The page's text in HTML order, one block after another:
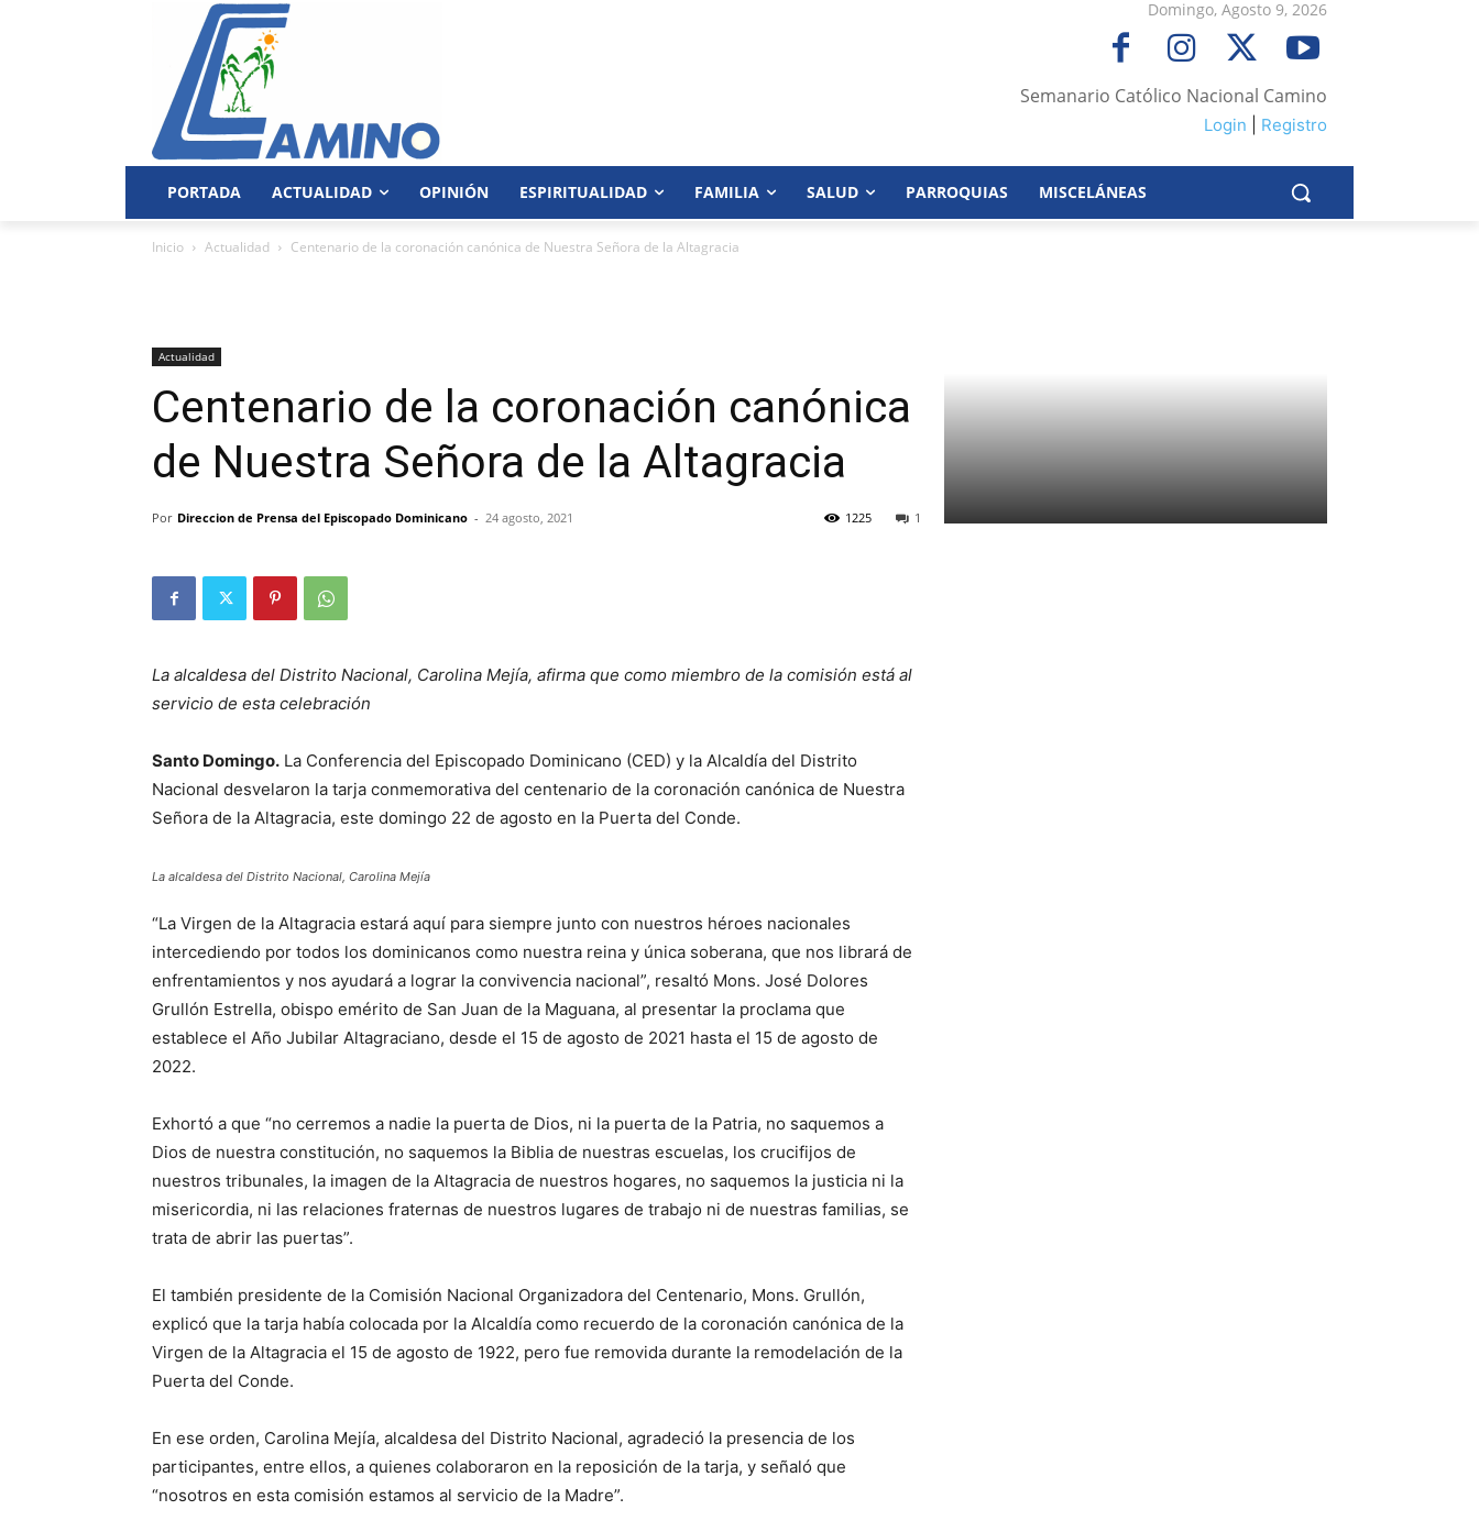
Domingo, Agosto 9, 2026
Semanario Católico Nacional Camino
Login Registro
PORTADA ACTUALIDAD OPINIÓN ESPIRITUALIDAD FAMILIA SALUD PARROQUIAS MISCELÁNEAS
Inicio Actualidad Centenario de la coronación canónica de Nuestra Señora de la Altagracia
Actualidad
Centenario de la coronación canónica
de Nuestra Señora de la Altagracia
Por Direccion de Prensa del Episcopado Dominicano - 24 agosto, 2021 1
1225
La alcaldesa del Distrito Nacional, Carolina Mejía, afirma que como miembro de la comisión está al
servicio de esta celebración
Santo Domingo. La Conferencia del Episcopado Dominicano (CED) y la Alcaldía del Distrito
Nacional desvelaron la tarja conmemorativa del centenario de la coronación canónica de Nuestra
Señora de la Altagracia, este domingo 22 de agosto en la Puerta del Conde.
La alcaldesa del Distrito Nacional, Carolina Mejía
“La Virgen de la Altagracia estará aquí para siempre junto con nuestros héroes nacionales
intercediendo por todos los dominicanos como nuestra reina y única soberana, que nos librará de
enfrentamientos y nos ayudará a lograr la convivencia nacional”, resaltó Mons. José Dolores
Grullón Estrella, obispo emérito de San Juan de la Maguana, al presentar la proclama que
establece el Año Jubilar Altagraciano, desde el 15 de agosto de 2021 hasta el 15 de agosto de
2022.
Exhortó a que “no cerremos a nadie la puerta de Dios, ni la puerta de la Patria, no saquemos a
Dios de nuestra constitución, no saquemos la Biblia de nuestras escuelas, los crucifijos de
nuestros tribunales, la imagen de la Altagracia de nuestros hogares, no saquemos la justicia ni la
misericordia, ni las relaciones fraternas de nuestros lugares de trabajo ni de nuestras familias, se
trata de abrir las puertas”.
El también presidente de la Comisión Nacional Organizadora del Centenario, Mons. Grullón,
explicó que la tarja había colocada por la Alcaldía como recuerdo de la coronación canónica de la
Virgen de la Altagracia el 15 de agosto de 1922, pero fue removida durante la remodelación de la
Puerta del Conde.
En ese orden, Carolina Mejía, alcaldesa del Distrito Nacional, agradeció la presencia de los
participantes, entre ellos, a quienes colaboraron en la reposición de la tarja, y señaló que
“nosotros en esta comisión estamos al servicio de la Madre”.